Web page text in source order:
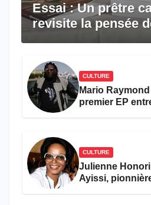
Essai : Un prêtre
revisite la pensée
CULTURE
Mario
premier EP
CULTURE
Julienne
Ayissi,